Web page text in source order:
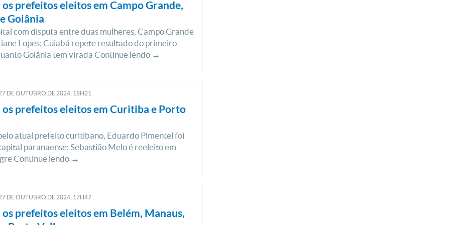
prefeitos eleitos em Campo Grande,
Goiânia
com disputa entre duas mulheres, Campo Grande
Lopes; Cuiabá repete resultado do primeiro
Goiânia tem virada Continue lendo →
DEOUTUBRO DE 2024, 18H21
prefeitos eleitos em Curitiba e Porto
atual prefeito curitibano, Eduardo Pimentel foi
paranaense; Sebastião Melo é reeleito em
Continue lendo →
DEOUTUBRO DE 2024, 17H47
prefeitos eleitos em Belém, Manaus,